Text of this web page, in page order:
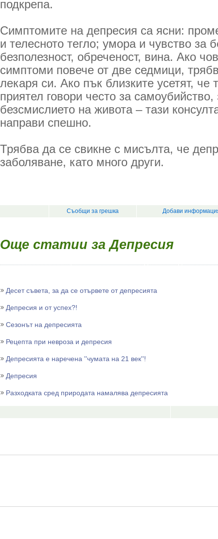
подкрепа.
Симптомите на депресия са ясни:
и телесното тегло; умора и чувство за
безполезност, обреченост, вина. Ако
симптоми повече от две седмици,
лекаря си. Ако пък близките усетят, че
приятел говори често за
безсмислието на живота – тази
направи спешно.
Трябва да се свикне с мисълта, че
заболяване, като много други.
Съобщи за грешка Добави
Още статии за Депресия
Десет съвета, за да се отървете от депресията
Депресия и от успех?!
Сезонът на депресията
Рецепта при невроза и депресия
Депресията е наречена ''чумата на 21 век''!
Депресия
Разходката сред природата намалява депресията